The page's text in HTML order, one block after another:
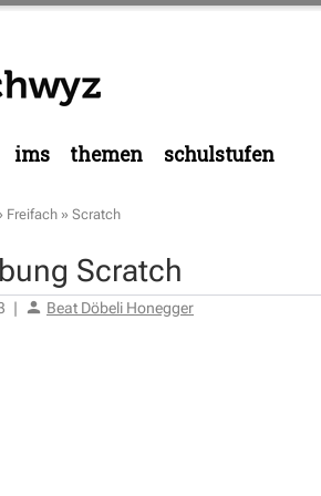
ims themen schulstufen
Freifach » Scratch
Scratch
| Beat Döbeli Honegger